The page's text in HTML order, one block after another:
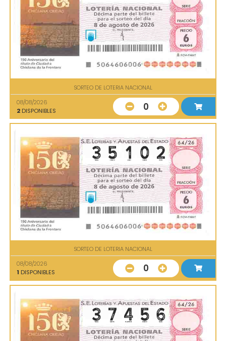
SORTEO DE LOTERIA NACIONAL
08/08/2026
2 DISPONIBLES 0
SORTEO DE LOTERIA NACIONAL
08/08/2026
1 DISPONIBLES 0